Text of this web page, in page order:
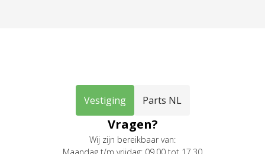
Vestiging Parts NL
Vragen?
Wij zijn bereikbaar van:
Maandag t/m vrijdag: 09.00 tot 17.30